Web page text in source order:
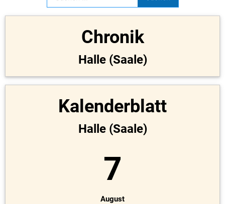
Chronik
Halle (Saale)
Kalenderblatt
Halle (Saale)
7
August